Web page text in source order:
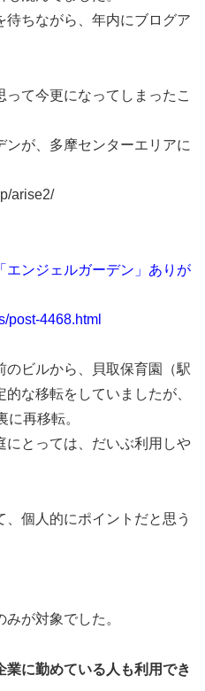
ちながら、年内にブログア
て今更になってしまったこ
が、多摩センターエリアに
arise2/
エンジェルガーデン」ありが
post-4468.html
ビルから、貝取保育園（駅
な移転をしていましたが、
再移転。
にとっては、だいぶ利用しや
個人的にポイントだと思う
が対象でした。
業に勤めている人も利用でき